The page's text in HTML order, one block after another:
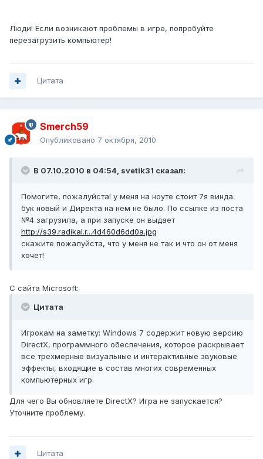
Люди! Если возникают проблемы в игре, попробуйте
перезагрузить компьютер!
Цитата
Smerch59
Опубликовано 7 октября, 2010
В 07.10.2010 в 04:54, svetik31 сказал:
Помогите, пожалуйста! у меня на ноуте стоит 7я винда.
бук новый и Директа на нем не было. По ссылке из поста
№4 загрузила, а при запуске он выдает
http://s39.radikal.r...4d460d6dd0a.jpg
скажите пожалуйста, что у меня не так и что он от меня
хочет!
C сайта Microsoft:
Цитата
Игрокам на заметку: Windows 7 содержит новую версию
DirectX, программного обеспечения, которое раскрывает
все трехмерные визуальные и интерактивные звуковые
эффекты, входящие в состав многих современных
компьютерных игр.
Для чего Вы обновляете DirectX? Игра не запускается?
Уточните проблему.
Цитата